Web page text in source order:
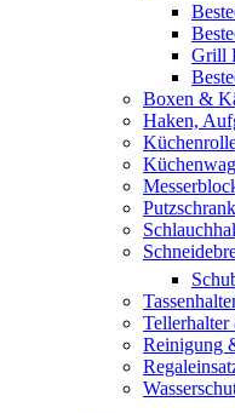
Grill
Boxen &
Haken,
Tellerhalter
Reinigung